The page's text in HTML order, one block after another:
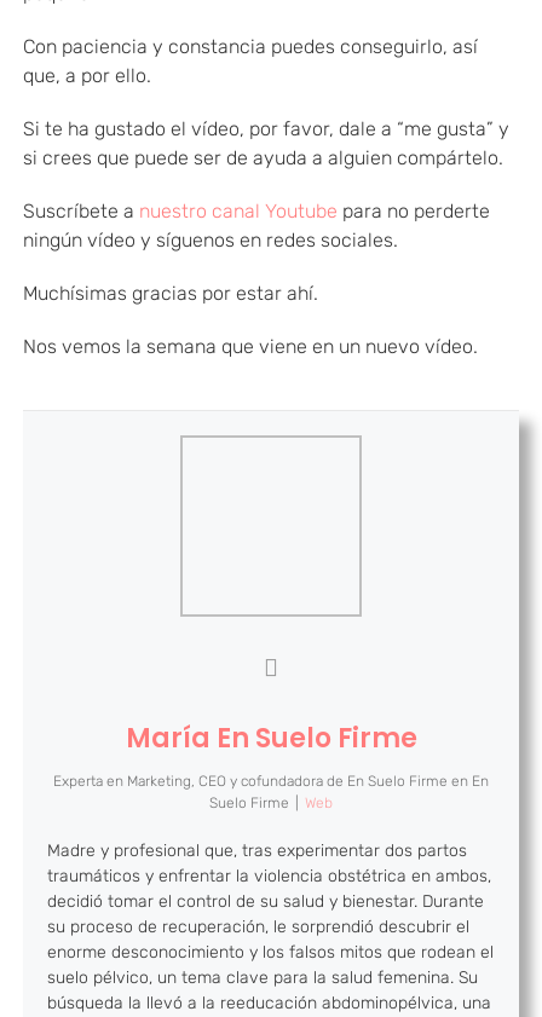
Con paciencia y constancia puedes conseguirlo, así
que, a por ello.
Si te ha gustado el vídeo, por favor, dale a “me gusta” y
si crees que puede ser de ayuda a alguien compártelo.
Suscríbete a nuestro canal Youtube para no perderte
ningún vídeo y síguenos en redes sociales.
Muchísimas gracias por estar ahí.
Nos vemos la semana que viene en un nuevo vídeo.
María En Suelo Firme
Experta en Marketing, CEO y cofundadora de En Suelo Firme en En
Suelo Firme
Web
Madre y profesional que, tras experimentar dos partos
traumáticos y enfrentar la violencia obstétrica en ambos,
decidió tomar el control de su salud y bienestar. Durante
su proceso de recuperación, le sorprendió descubrir el
enorme desconocimiento y los falsos mitos que rodean el
suelo pélvico, un tema clave para la salud femenina. Su
búsqueda la llevó a la reeducación abdominopélvica, una